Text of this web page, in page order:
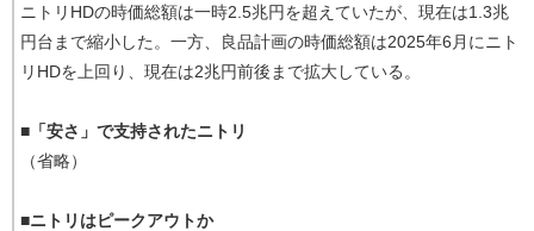
ニトリHDの時価総額は一時2.5兆円を超えていたが、現在は1.3兆
円台まで縮小した。一方、良品計画の時価総額は2025年6月にニト
リHDを上回り、現在は2兆円前後まで拡大している。
■ 「安さ」で支持されたニトリ
（省略）
■ニトリはピークアウトか